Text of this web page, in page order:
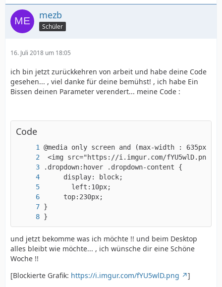
mezb
Schüler
16. Juli 2018 um 18:05
ich bin jetzt zurückkehren von arbeit und habe deine Code
gesehen... , viel danke für deine bemühst! , ich habe Ein
Bissen deinen Parameter verendert... meine Code :
Code
}
und jetzt bekomme was ich möchte !! und beim Desktop
alles bleibt wie möchte... , ich wünsche dir eine Schöne
Woche !!
[Blockierte Grafik: https://i.imgur.com/fYU5wlD.png ]